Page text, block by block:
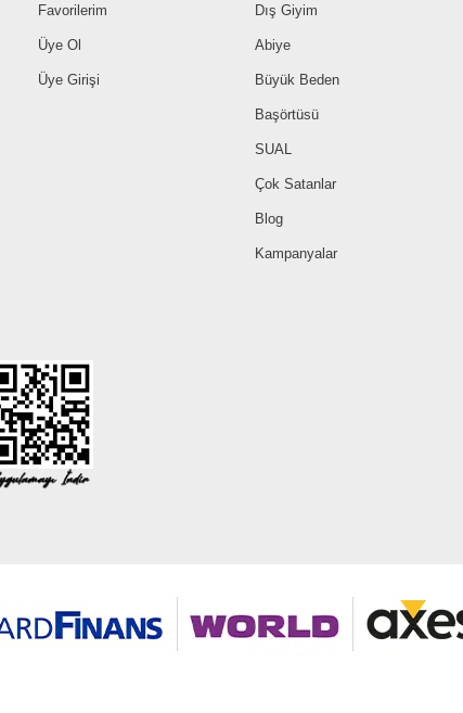
Favorilerim
Üye Ol
Üye Girişi
Dış Giyim
Abiye
Büyük Beden
Başörtüsü
SUAL
Çok Satanlar
Blog
Kampanyalar